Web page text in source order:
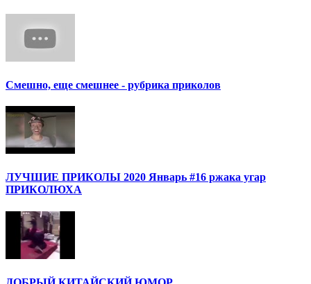
Смешно, еще смешнее - рубрика приколов
ЛУЧШИЕ ПРИКОЛЫ 2020 Январь #16 ржака угар
ПРИКОЛЮХА